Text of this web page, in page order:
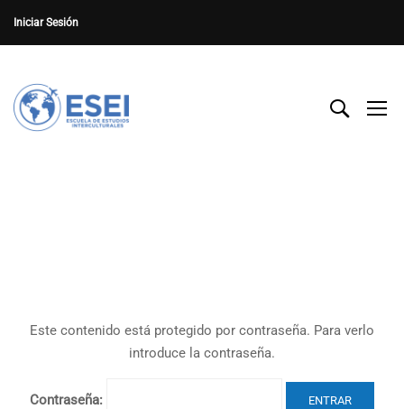
Iniciar Sesión
Este contenido está protegido por contraseña. Para verlo
introduce la contraseña.
Contraseña: